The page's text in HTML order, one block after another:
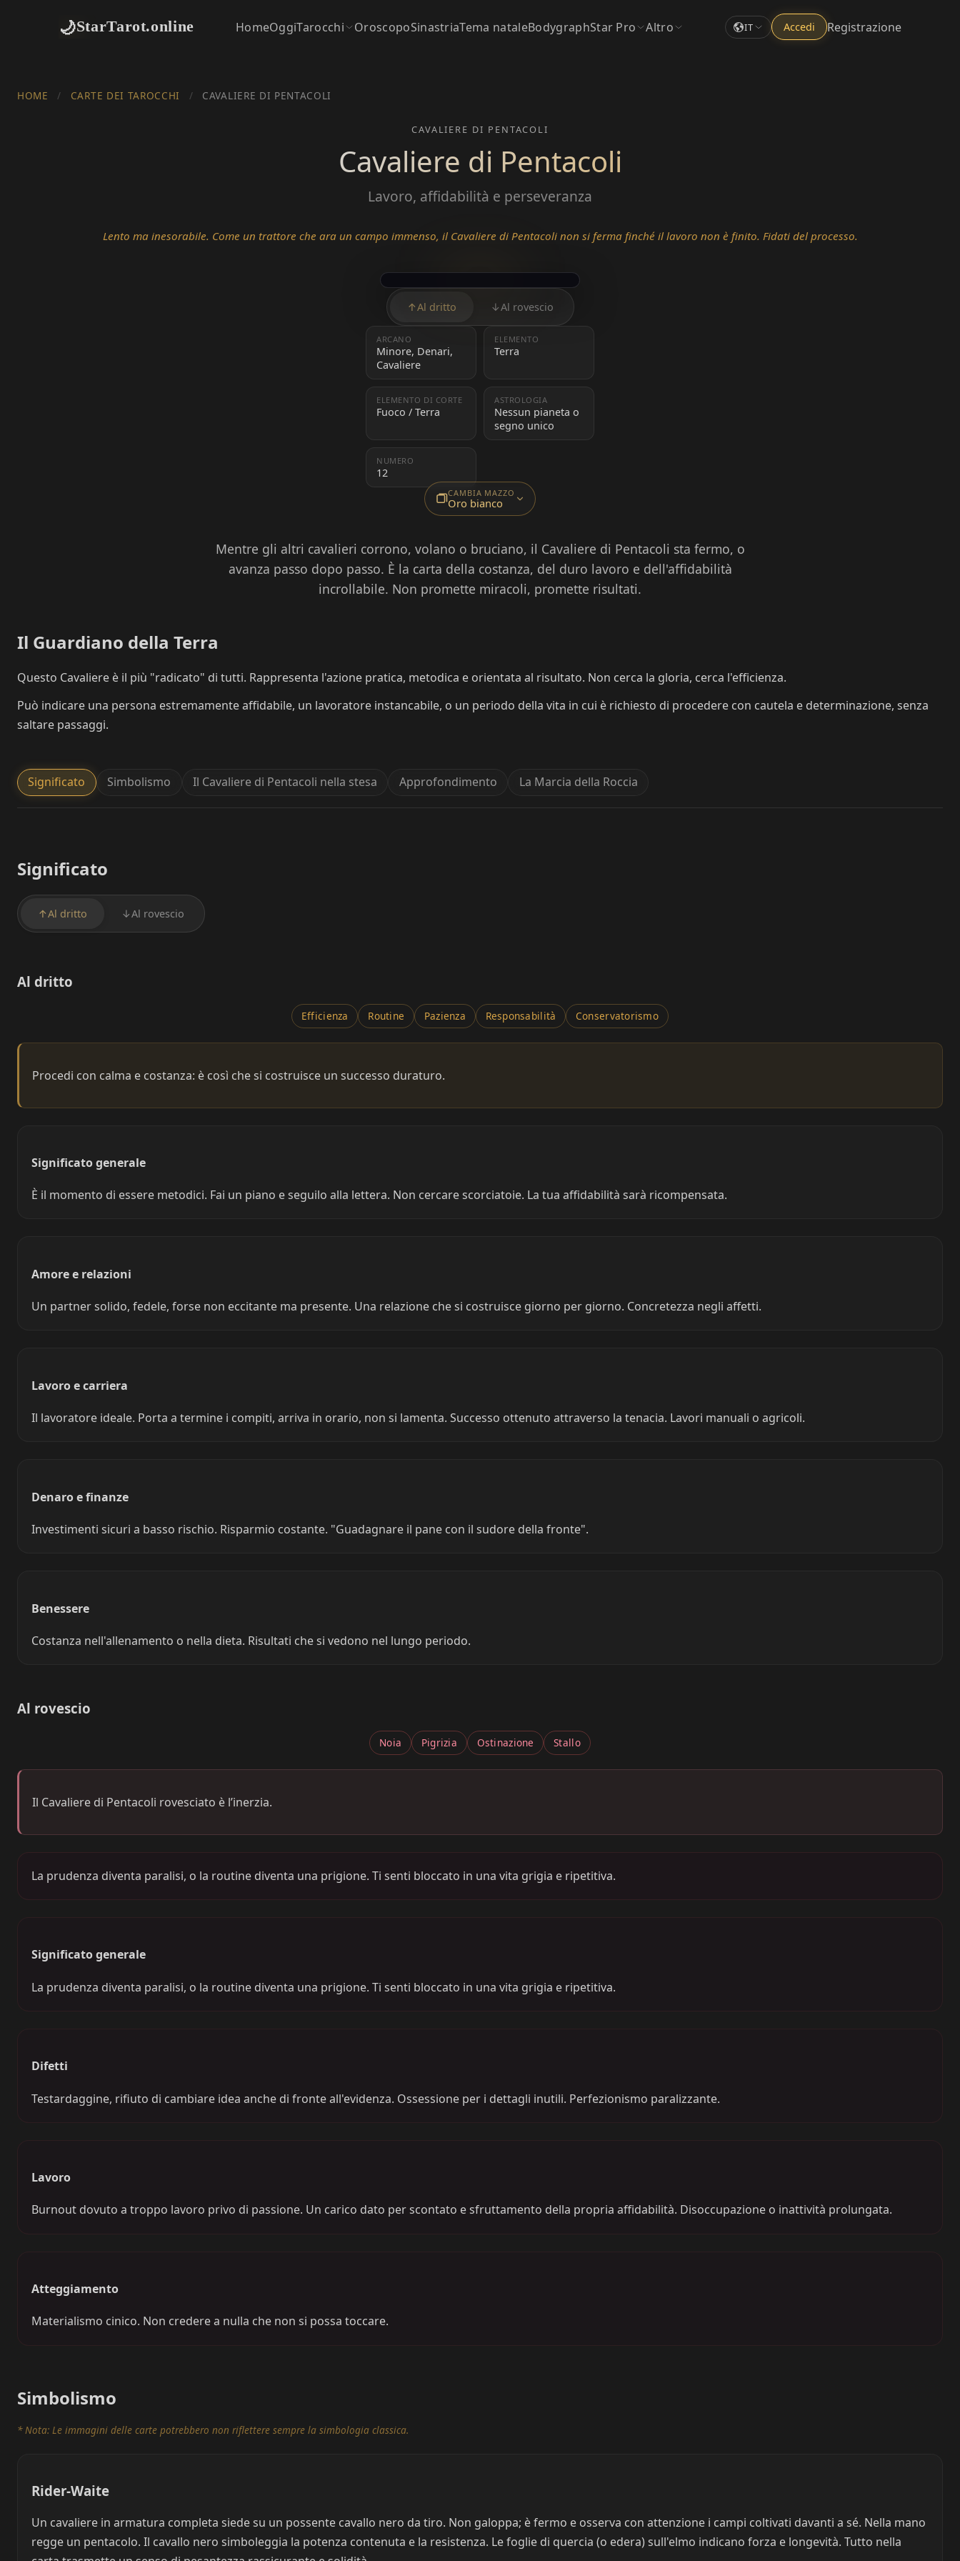
🌙StarTarot.online HomeOggiTarocchi OroscopoSinastriaTema nataleBodygraphStar Pro Altro IT Accedi Registrazione
HOME / CARTE DEI TAROCCHI / CAVALIERE DI PENTACOLI
CAVALIERE DI PENTACOLI
Cavaliere di Pentacoli
Lavoro, affidabilità e perseveranza
Lento ma inesorabile. Come un trattore che ara un campo immenso, il Cavaliere di Pentacoli non si ferma finché il lavoro non è finito. Fidati del processo.
↑Al dritto ↓Al rovescio
ARCANO
Minore, Denari,
Cavaliere
ELEMENTO
Terra
ELEMENTO DI CORTE
Fuoco / Terra
ASTROLOGIA
Nessun pianeta o
segno unico
NUMERO
12
CAMBIA MAZZO
Oro bianco
Mentre gli altri cavalieri corrono, volano o bruciano, il Cavaliere di Pentacoli sta fermo, o
avanza passo dopo passo. È la carta della costanza, del duro lavoro e dell'affidabilità
incrollabile. Non promette miracoli, promette risultati.
Il Guardiano della Terra
Questo Cavaliere è il più "radicato" di tutti. Rappresenta l'azione pratica, metodica e orientata al risultato. Non cerca la gloria, cerca l'efficienza.
Può indicare una persona estremamente affidabile, un lavoratore instancabile, o un periodo della vita in cui è richiesto di procedere con cautela e determinazione, senza
saltare passaggi.
Significato Simbolismo Il Cavaliere di Pentacoli nella stesa Approfondimento La Marcia della Roccia
Significato
↑Al dritto ↓Al rovescio
Al dritto
Efficienza Routine Pazienza Responsabilità Conservatorismo
Procedi con calma e costanza: è così che si costruisce un successo duraturo.
Significato generale
È il momento di essere metodici. Fai un piano e seguilo alla lettera. Non cercare scorciatoie. La tua affidabilità sarà ricompensata.
Amore e relazioni
Un partner solido, fedele, forse non eccitante ma presente. Una relazione che si costruisce giorno per giorno. Concretezza negli affetti.
Lavoro e carriera
Il lavoratore ideale. Porta a termine i compiti, arriva in orario, non si lamenta. Successo ottenuto attraverso la tenacia. Lavori manuali o agricoli.
Denaro e finanze
Investimenti sicuri a basso rischio. Risparmio costante. "Guadagnare il pane con il sudore della fronte".
Benessere
Costanza nell'allenamento o nella dieta. Risultati che si vedono nel lungo periodo.
Al rovescio
Noia Pigrizia Ostinazione Stallo
Il Cavaliere di Pentacoli rovesciato è l’inerzia.
La prudenza diventa paralisi, o la routine diventa una prigione. Ti senti bloccato in una vita grigia e ripetitiva.
Significato generale
La prudenza diventa paralisi, o la routine diventa una prigione. Ti senti bloccato in una vita grigia e ripetitiva.
Difetti
Testardaggine, rifiuto di cambiare idea anche di fronte all'evidenza. Ossessione per i dettagli inutili. Perfezionismo paralizzante.
Lavoro
Burnout dovuto a troppo lavoro privo di passione. Un carico dato per scontato e sfruttamento della propria affidabilità. Disoccupazione o inattività prolungata.
Atteggiamento
Materialismo cinico. Non credere a nulla che non si possa toccare.
Simbolismo
* Nota: Le immagini delle carte potrebbero non riflettere sempre la simbologia classica.
Rider-Waite
Un cavaliere in armatura completa siede su un possente cavallo nero da tiro. Non galoppa; è fermo e osserva con attenzione i campi coltivati davanti a sé. Nella mano
regge un pentacolo. Il cavallo nero simboleggia la potenza contenuta e la resistenza. Le foglie di quercia (o edera) sull'elmo indicano forza e longevità. Tutto nella